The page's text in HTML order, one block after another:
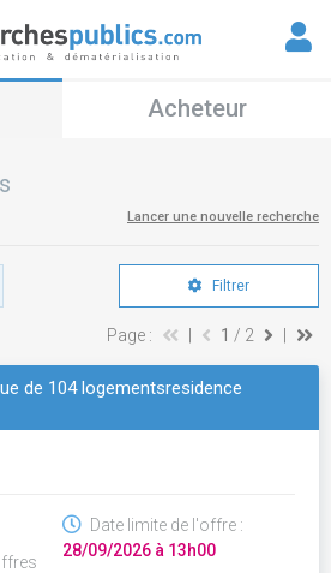
Acheteur
Lancer une nouvelle recherche
Filtrer
Page : 1 / 2
de 104 logementsresidence
Date limite de l'offre :
28/09/2026 à 13h00